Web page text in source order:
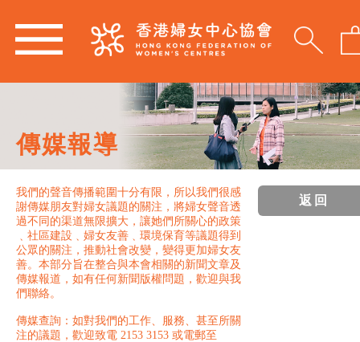
傳媒報導
我們的聲音傳播範圍十分有限，所以我們很感
謝傳媒朋友對婦女議題的關注，將婦女聲音透
過不同的渠道無限擴大，讓她們所關心的政策
﹑社區建設﹑婦女友善﹑環境保育等議題得到
公眾的關注，推動社會改變，變得更加婦女友
善。本部分旨在整合與本會相關的新聞文章及
傳媒報道，如有任何新聞版權問題，歡迎與我
們聯絡。
傳媒查詢：如對我們的工作、服務、甚至所關
注的議題，歡迎致電 2153 3153 或電郵至
返回